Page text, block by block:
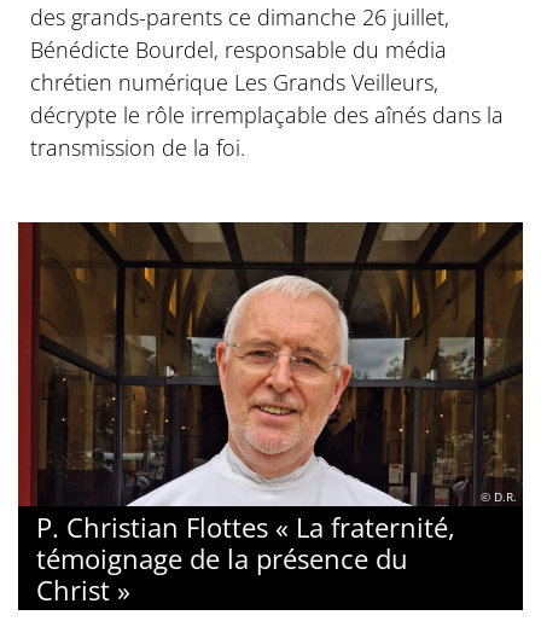
des grands-parents ce dimanche 26 juillet,
Bénédicte Bourdel, responsable du média
chrétien numérique Les Grands Veilleurs,
décrypte le rôle irremplaçable des aînés dans la
transmission de la foi.
© D.R.
P. Christian Flottes « La fraternité,
témoignage de la présence du
Christ »